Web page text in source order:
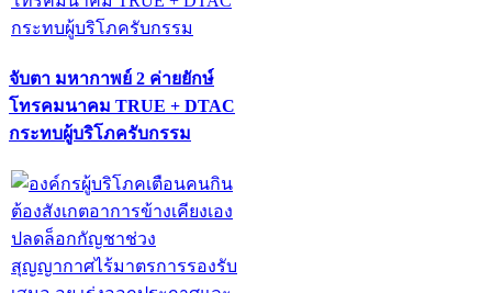
จับตา มหากาพย์ 2 ค่ายยักษ์
โทรคมนาคม TRUE + DTAC
กระทบผู้บริโภครับกรรม